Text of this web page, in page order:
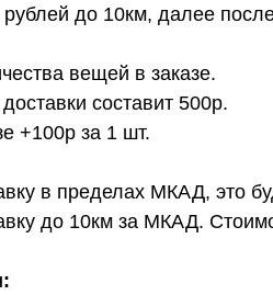
до 10км, далее
вещей в заказе.
составит 500р.
+100р за 1 шт.
в пределах МКАД, это
до 10км за МКАД.